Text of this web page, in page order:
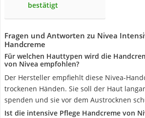
bestätigt
Fragen und Antworten zu Nivea
Handcreme
Für welchen Hauttypen wird die
von Nivea empfohlen?
Der Hersteller empfiehlt diese Nivea-
trockenen Händen. Sie soll der Haut
spenden und sie vor dem Austrocknen
Ist die intensive Pflege Handcreme von